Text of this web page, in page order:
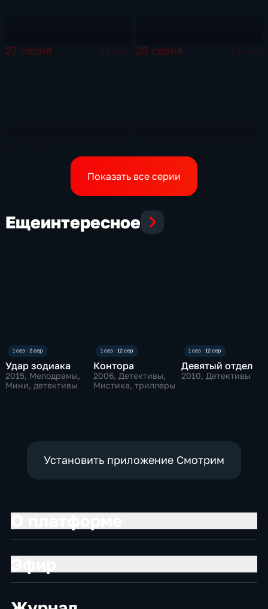
27 серия 45 мин 28 серия 44 мин
Показать все серии
Ещеинтересное
Удар зодиака
2015, Мелодрамы,
Мини, детективы
Контора
2006, Детективы,
Мистика, триллеры
Девятый отдел
2010, Детективы
Установить приложение Смотрим